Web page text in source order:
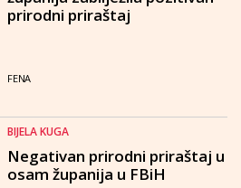
prirodni priraštaj
FENA
BIJELA KUGA
Negativan prirodni priraštaj u
osam županija u FBiH